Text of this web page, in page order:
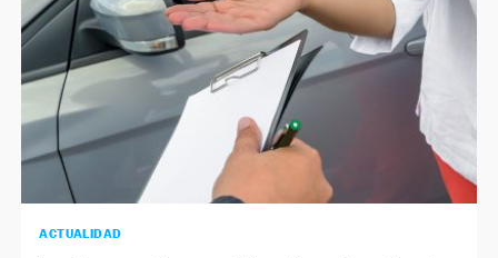
ACTUALIDAD